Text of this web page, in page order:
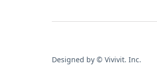
Designed by © Vivivit. Inc.